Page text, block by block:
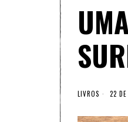
LIVROS 22